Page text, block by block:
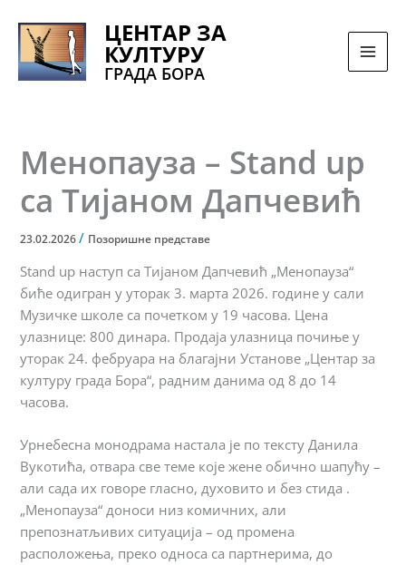
sadržaj
ЦЕНТАР ЗА
КУЛТУРУ
ГРАДА БОРА
Менопауза – Stand up
са Тијаном Дапчевић
23.02.2026/ Позоришне представе
Stand up наступ са Тијаном Дапчевић „Менопауза“
биће одигран у уторак 3. марта 2026. године у сали
Музичке школе са почетком у 19 часова. Цена
улазнице: 800 динара. Продаја улазница почиње у
уторак 24. фебруара на благајни Установе „Центар за
културу града Бора“, радним данима од 8 до 14
часова.
Урнебесна монодрама настала је по тексту Данила
Вукотића, отвара све теме које жене обично шапућу –
али сада их говоре гласно, духовито и без стида .
„Менопауза“ доноси низ комичних, али
препознатљивих ситуација – од промена
расположења, преко односа са партнерима, до